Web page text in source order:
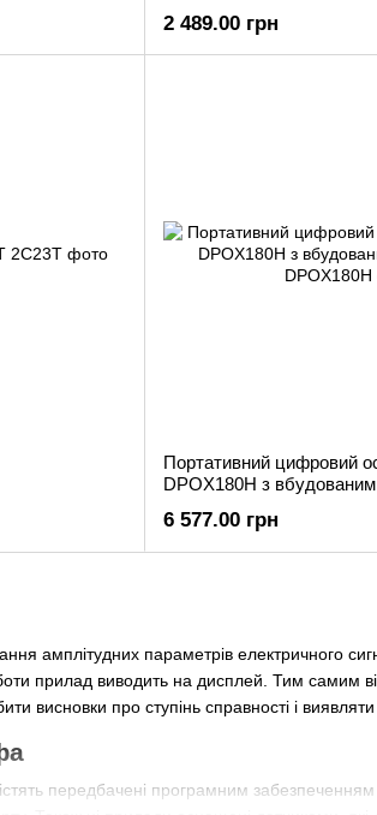
амплітудних параметрів електричного
прилад виводить на дисплей. Тим самим
висновки про ступінь справності і
передбачені програмним
2 489.00 грн
Портативний цифровий
DPOX180H з
6 577.00 грн